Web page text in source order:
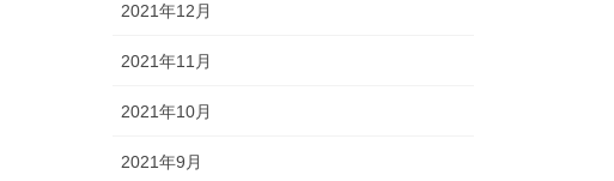
2021年12月
2021年11月
2021年10月
2021年9月